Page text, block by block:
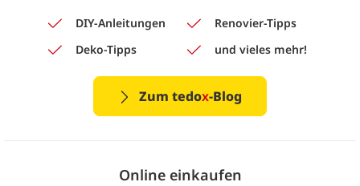
DIY-Anleitungen
Renovier-Tipps
Deko-Tipps
und vieles mehr!
Zum tedox-Blog
Online einkaufen